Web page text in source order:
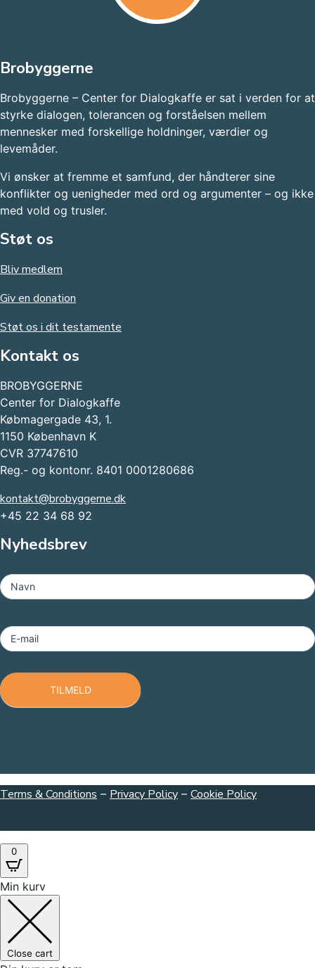
Brobyggerne
Brobyggerne – Center for Dialogkaffe er sat i verden for at
styrke dialogen, tolerancen og forståelsen mellem
mennesker med forskellige holdninger, værdier og
levemåder.
Vi ønsker at fremme et samfund, der håndterer sine
konflikter og uenigheder med ord og argumenter – og ikke
med vold og trusler.​
Støt os
Bliv medlem
Giv en donation
Støt os i dit testamente
Kontakt os
BROBYGGERNE
Center for Dialogkaffe
Købmagergade 43, 1.
1150 København K
CVR 37747610
Reg.- og kontonr. 8401 0001280686
kontakt@brobyggerne.dk
+45 22 34 68 92
Nyhedsbrev
-
Footer
Navn
E-mail
TILMELD
Terms & Conditions – Privacy Policy – Cookie Policy
0
Min kurv
Close cart